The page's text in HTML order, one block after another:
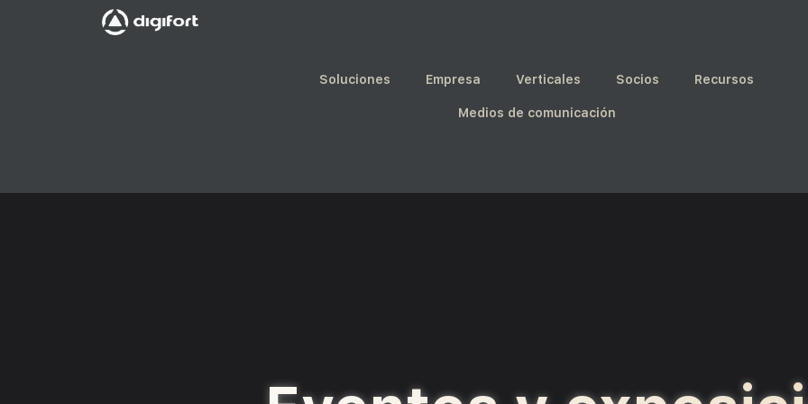
Soluciones Empresa Verticales Socios Recursos
Medios de comunicación